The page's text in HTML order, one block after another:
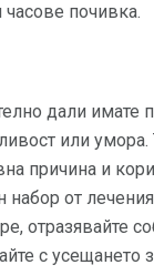
часове почивка.
дали имате
или
причина и
набор от
отразявайте
с усещането